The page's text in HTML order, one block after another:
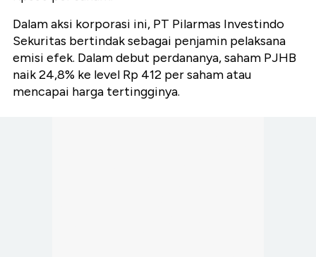
Dalam aksi korporasi ini, PT Pilarmas Investindo
Sekuritas bertindak sebagai penjamin pelaksana
emisi efek. Dalam debut perdananya, saham PJHB
naik 24,8% ke level Rp 412 per saham atau
mencapai harga tertingginya.